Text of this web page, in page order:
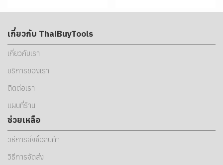
เกี่ยวกับ ThaiBuyTools
เกี่ยวกับเรา
บริการของเรา
ติดต่อเรา
แผนที่ร้าน
ช่วยเหลือ
วิธีการสั่งซื้อสินค้า
วิธีการจัดส่ง